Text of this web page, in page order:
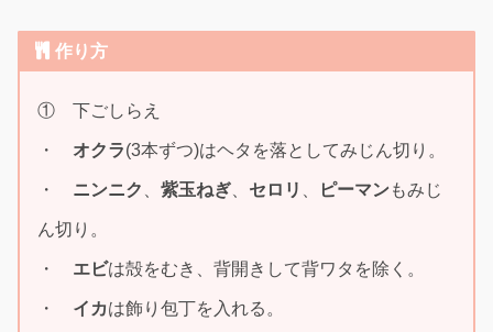
作り方
① 下ごしらえ
・ オクラ(3本ずつ)はヘタを落としてみじん切り。
・ ニンニク 紫玉ねぎ セロリ ピーマンもみじ
ん切り。
・ エビは殻をむき、背開きして背ワタを除く。
・ イカは飾り包丁を入れる。